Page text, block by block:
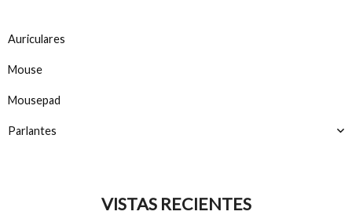
Auriculares
Mouse
Mousepad
Parlantes
VISTAS RECIENTES